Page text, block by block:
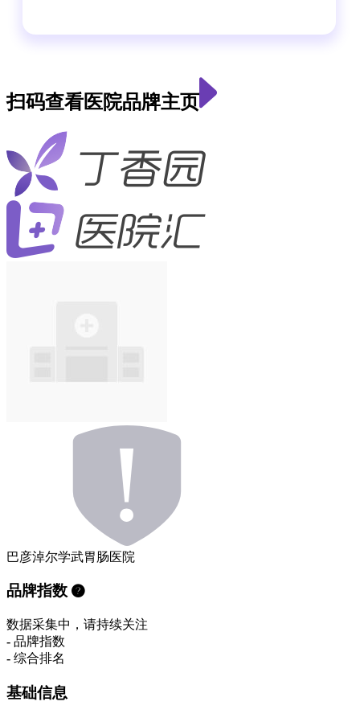
扫码查看医院品牌主页
巴彦淖尔学武胃肠医院
品牌指数
数据采集中，请持续关注
- 品牌指数
- 综合排名
基础信息